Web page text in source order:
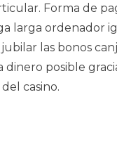
Forma de
larga ordenador
las bonos
dinero posible
casino.